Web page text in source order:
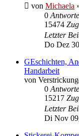
von Michaela
0
15474
Letzter
Do Dez
GEschichten,
Handarbeit
von
0
15217
Letzter
Di Nov